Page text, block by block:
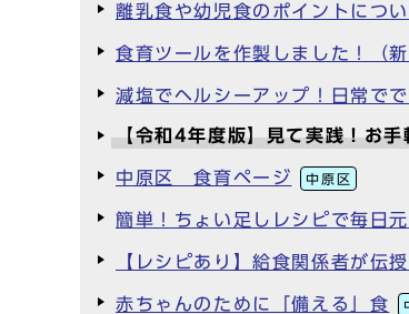
離乳食や幼児食のポイントにつ
食育ツールを作製しました！（
減塩でヘルシーアップ！日常で
【令和4年度版】見て実践！お
中原区 食育ページ 中原区
簡単！ちょい足しレシピで毎日元
【レシピあり】給食関係者が伝
赤ちゃんのために「備える」食